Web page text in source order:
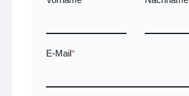
E-Mail*